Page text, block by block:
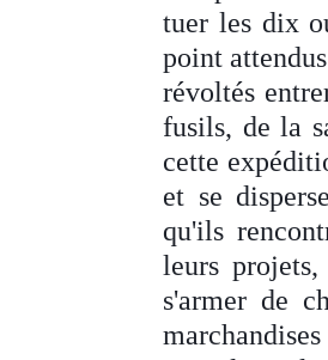
tuer les dix
point
révoltés
fusils, de la
cette
et se
qu'ils
leurs
s'armer de